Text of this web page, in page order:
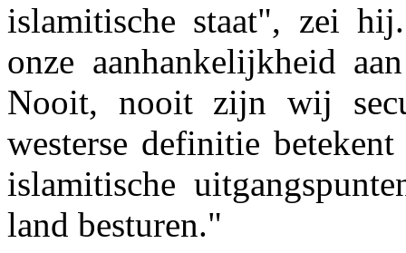
islamitische staat", zei
onze aanhankelijkheid
Nooit, nooit zijn wij
westerse definitie
islamitische
land besturen."